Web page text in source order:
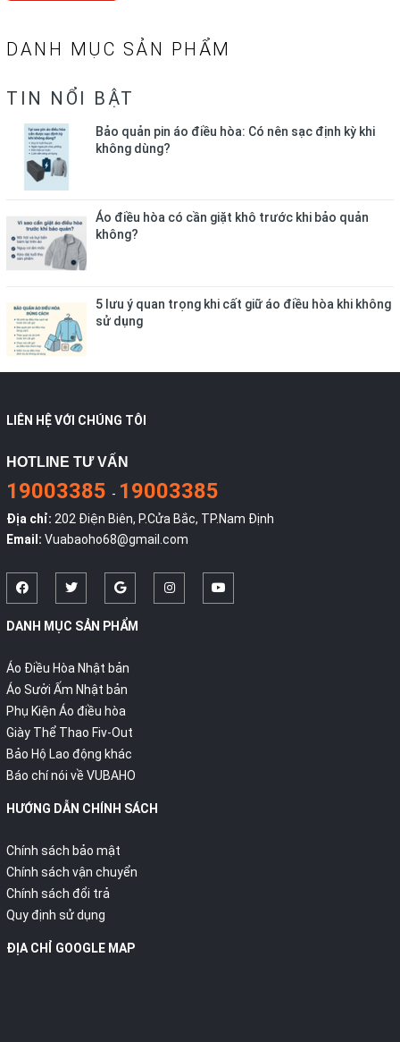
DANH MỤC SẢN PHẨM
TIN NỔI BẬT
Bảo quản pin áo điều hòa: Có nên sạc định kỳ khi
không dùng?
Áo điều hòa có cần giặt khô trước khi bảo quản
không?
5 lưu ý quan trọng khi cất giữ áo điều hòa khi không
sử dụng
LIÊN HỆ VỚI CHÚNG TÔI
HOTLINE TƯ VẤN
19003385 - 19003385
Địa chỉ: 202 Điện Biên, P.Cửa Bắc, TP.Nam Định
Email: Vuabaoho68@gmail.com
DANH MỤC SẢN PHẨM
Áo Điều Hòa Nhật bản
Áo Sưởi Ấm Nhật bản
Phụ Kiện Áo điều hòa
Giày Thể Thao Fiv-Out
Bảo Hộ Lao động khác
Báo chí nói về VUBAHO
HƯỚNG DẪN CHÍNH SÁCH
Chính sách bảo mật
Chính sách vận chuyển
Chính sách đổi trả
Quy định sử dụng
ĐỊA CHỈ GOOGLE MAP